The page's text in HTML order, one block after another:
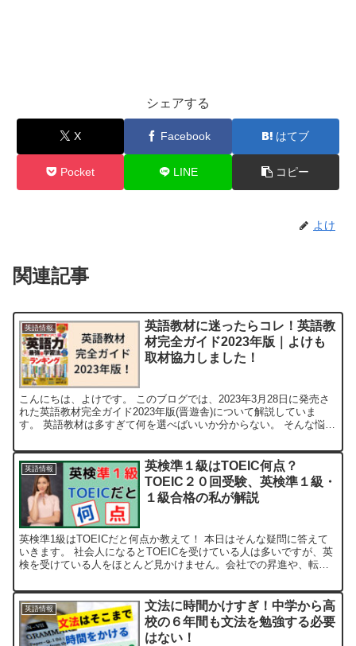
シェアする
X Facebook はてブ
Pocket LINE コピー
よけ
関連記事
英語情報
英語教材に迷ったらコレ！英語教
材完全ガイド2023年版｜よけも
取材協力しました！
こんにちは、よけです。 このブログでは、2023年3月28日に発売さ
れた英語教材完全ガイド2023年版(晋遊舎)について解説していま
す。 英語教材は多すぎて何を選べばいいか分からない。 そんな悩み
英語情報
英検準１級はTOEIC何点？
TOEIC２０回受験、英検準１級・
１級合格の私が解説
英検準1級はTOEICだと何点か教えて！ 本日はそんな疑問に答えて
いきます。 社会人になるとTOEICを受けている人は多いですが、英
検を受けている人をほとんど見かけません。会社での昇進や、転職
英語情報
文法に時間かけすぎ！中学から高
校の６年間も文法を勉強する必要
はない！